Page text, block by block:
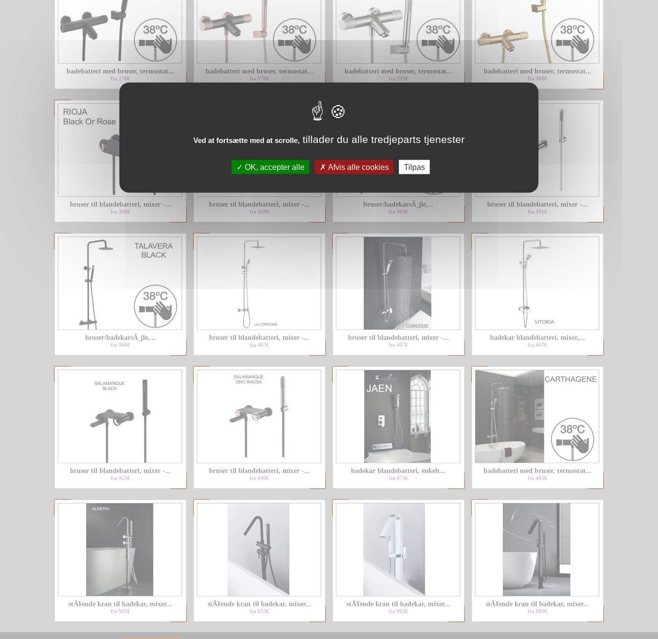
badebatteri med bruser, termostat...
fra 276€
badebatteri med bruser, termostat...
fra 276€
badebatteri med bruser, termostat...
fra 293€
badebatteri med bruser, termostat...
fra 308€
bruser til blandebatteri, mixer -...
fra 308€
bruser til blandebatteri, mixer -...
fra 308€
bruser/badekarsÃ¸jle,...
fra 369€
bruser til blandebatteri, mixer -...
fra 391€
bruser/badekarsÃ¸jle,...
fra 400€
bruser til blandebatteri, mixer -...
fra 407€
bruser til blandebatteri, mixer -...
fra 407€
badekar blandebatteri, mixer,...
fra 407€
bruser til blandebatteri, mixer -...
fra 425€
bruser til blandebatteri, mixer -...
fra 440€
badekar blandebatteri, enkelt...
fra 473€
badebatteri med bruser, termostat...
fra 483€
stÃ¥ende kran til badekar, mixer...
fra 565€
stÃ¥ende kran til badekar, mixer...
fra 653€
stÃ¥ende kran til badekar, mixer...
fra 803€
stÃ¥ende kran til badekar, mixer...
fra 880€
Ved at fortsætte med at scrolle, tillader du alle tredjeparts tjenester
OK, accepter alle Afvis alle cookies Tilpas